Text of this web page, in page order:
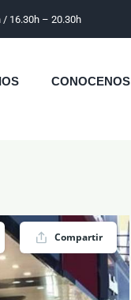
/ 16.30h – 20.30h
CONOCENOS
Compartir